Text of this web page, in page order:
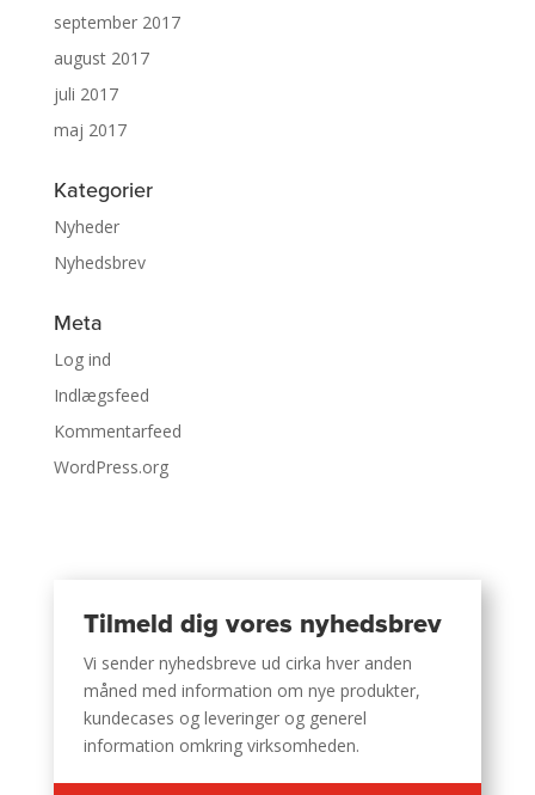
september 2017
august 2017
juli 2017
maj 2017
Kategorier
Nyheder
Nyhedsbrev
Meta
Log ind
Indlægsfeed
Kommentarfeed
WordPress.org
Tilmeld dig vores nyhedsbrev
Vi sender nyhedsbreve ud cirka hver anden
måned med information om nye produkter,
kundecases og leveringer og generel
information omkring virksomheden.